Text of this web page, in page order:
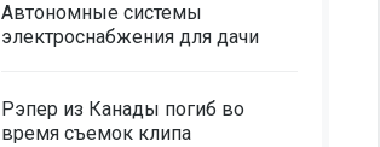
Автономные системы
электроснабжения для дачи
Рэпер из Канады погиб во
время съемок клипа